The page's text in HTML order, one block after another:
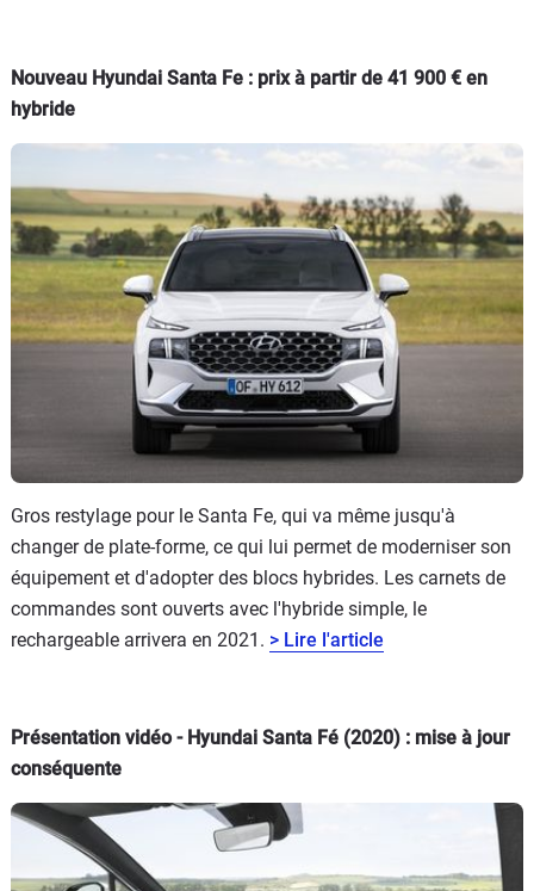
Nouveau Hyundai Santa Fe : prix à partir de 41 900 € en
hybride
Gros restylage pour le Santa Fe, qui va même jusqu'à
changer de plate-forme, ce qui lui permet de moderniser son
équipement et d'adopter des blocs hybrides. Les carnets de
commandes sont ouverts avec l'hybride simple, le
rechargeable arrivera en 2021. > Lire l'article
Présentation vidéo - Hyundai Santa Fé (2020) : mise à jour
conséquente